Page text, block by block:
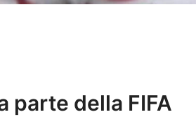
parte della FIFA